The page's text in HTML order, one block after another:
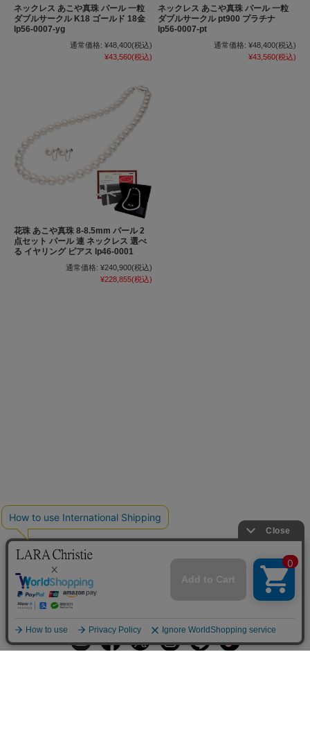
ネックレス あこや真珠 パール 一粒
ダブルサークル K18 ゴールド 18金
lp56-0007-yg
通常価格: ¥48,400(税込)
¥43,560(税込)
ネックレス あこや真珠 パール 一粒
ダブルサークル pt900 プラチナ
lp56-0007-pt
通常価格: ¥48,400(税込)
¥43,560(税込)
花珠 あこや真珠 8-8.5mm パール 2
点セット パール 連 ネックレス 選べ
る イヤリング ピアス lp46-0001
通常価格: ¥240,900(税込)
¥228,855(税込)